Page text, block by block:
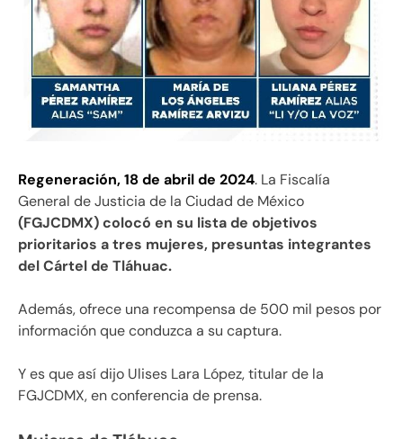
Regeneración, 18 de abril de 2024. La Fiscalía
General de Justicia de la Ciudad de México
(FGJCDMX) colocó en su lista de objetivos
prioritarios a tres mujeres, presuntas integrantes
del Cártel de Tláhuac.
Además, ofrece una recompensa de 500 mil pesos por
información que conduzca a su captura.
Y es que así dijo Ulises Lara López, titular de la
FGJCDMX, en conferencia de prensa.